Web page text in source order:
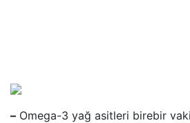
– Omega-3 yağ asitleri birebir